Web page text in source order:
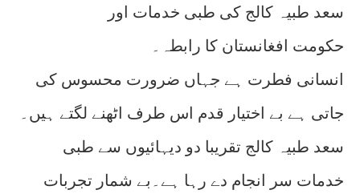
سعد طبیہ کالج کی طبی خدمات اور
حکومت افغانستان کا رابطہ۔
انسانی فطرت ہے جہاں ضرورت محسوس کی
جاتی ہے بے اختیار قدم اس طرف اٹھنے لگتے ہیں۔
سعد طبیہ کالج تقریبا دو دیہائیوں سے طبی
خدمات سر انجام دے رہا ہے۔بے شمار تجربات